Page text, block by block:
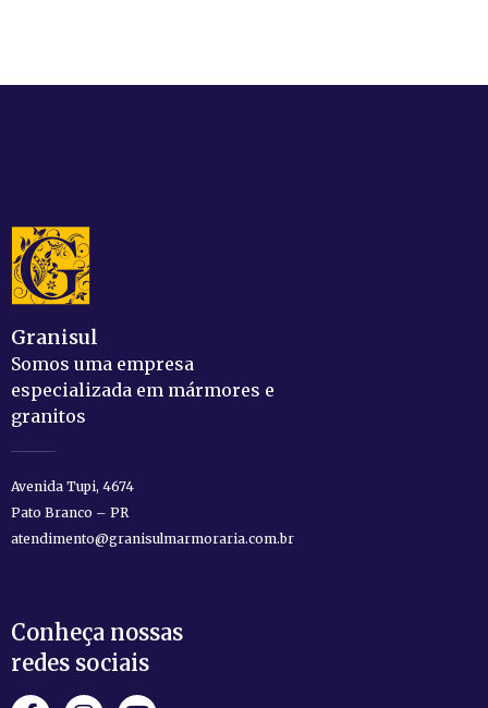
Granisul
Somos uma empresa
especializada em mármores e
granitos
Avenida Tupi, 4674
Pato Branco – PR
atendimento@granisulmarmoraria.com.br
Conheça nossas
redes sociais